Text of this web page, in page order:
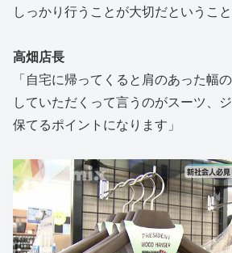
しっかり行うことが大切だということ
高畑店長
「自宅に帰ってくると肩のあった幅
していただくって言うのがスーツ、
保てるポイントになります」